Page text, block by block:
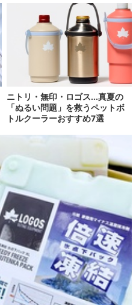
ニトリ・無印・ロゴス…真夏の
「ぬるい問題」を救うペットボ
トルクーラーおすすめ7選